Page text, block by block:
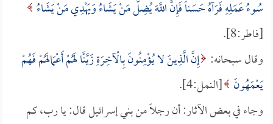
سُوءُ عَمَلِهِ فَرَآهُ حَسَناً فَإِنَّ اللَّهَ يُضِلُّ مَنْ يَشَاءُ وَيَهْدِي مَنْ يَشَاءُ
[فاطر:8].
وقال سبحانه: إِنَّ الَّذِينَ لا يُؤْمِنُونَ بِالْآخِرَةِ زَيَّنَّا لَهُمْ أَعْمَالَهُمْ فَهُمْ
يَعْمَهُونَ [النمل:4].
وجاء في بعض الآثار: أن رجلاً من بني إسرائيل قال: يا رب، كم